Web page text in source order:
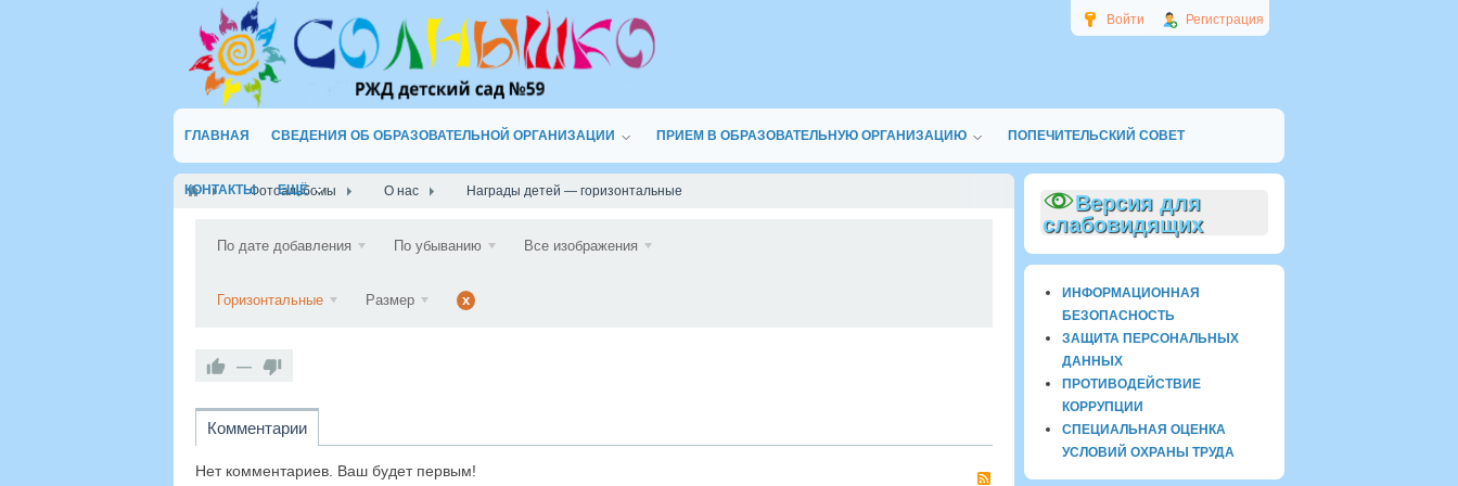
Войти Регистрация
ГЛАВНАЯ СВЕДЕНИЯ ОБ ОБРАЗОВАТЕЛЬНОЙ ОРГАНИЗАЦИИ ПРИЕМ В ОБРАЗОВАТЕЛЬНУЮ ОРГАНИЗАЦИЮ ПОПЕЧИТЕЛЬСКИЙ СОВЕТ
КОНТАКТЫ ЕЩЁ
Фотоальбомы О нас Награды детей — горизонтальные
По дате добавления По убыванию Все изображения
Горизонтальные Размер x
—
Комментарии
RSS
Нет комментариев. Ваш будет первым!
Версия для
слабовидящих
ИНФОРМАЦИОННАЯ
БЕЗОПАСНОСТЬ
ЗАЩИТА ПЕРСОНАЛЬНЫХ
ДАННЫХ
ПРОТИВОДЕЙСТВИЕ
КОРРУПЦИИ
СПЕЦИАЛЬНАЯ ОЦЕНКА
УСЛОВИЙ ОХРАНЫ ТРУДА